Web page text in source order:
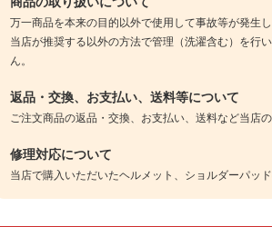
万一商品を本来の目的以外で使用して事故等が発生
当店が推奨する以外の方法で管理（洗濯含む）を行
ん。
返品・交換、お支払い、送料等について
ご注文商品の返品・交換、お支払い、送料など当店
修理対応について
当店で購入いただいたヘルメット、ショルダーパッ